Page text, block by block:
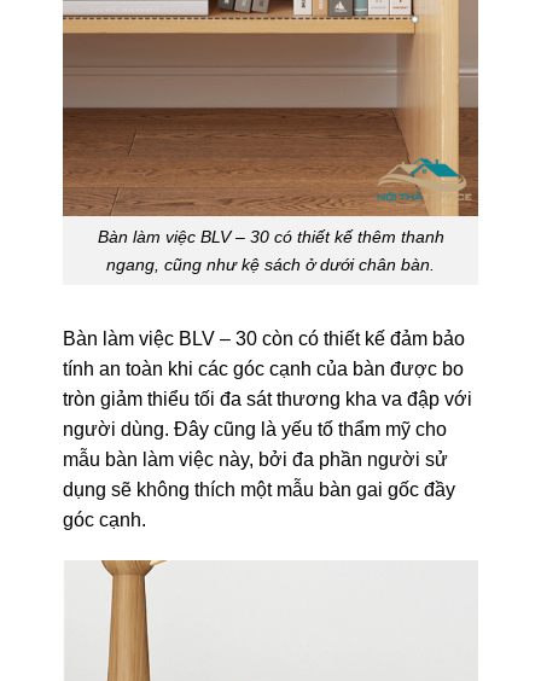
Bàn làm việc BLV – 30 có thiết kế thêm thanh
ngang, cũng như kệ sách ở dưới chân bàn.
Bàn làm việc BLV – 30 còn có thiết kế đảm bảo
tính an toàn khi các góc cạnh của bàn được bo
tròn giảm thiểu tối đa sát thương kha va đập với
người dùng. Đây cũng là yếu tố thẩm mỹ cho
mẫu bàn làm việc này, bởi đa phần người sử
dụng sẽ không thích một mẫu bàn gai gốc đầy
góc cạnh.